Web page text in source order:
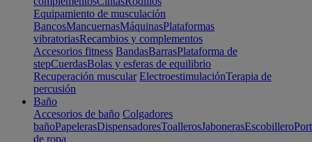
Equipamiento de musculación
BancosMancuernasMáquinasPlataformas
vibratoriasRecambios y complementos
Accesorios fitness BandasBarrasPlataforma de
stepCuerdasBolas y esferas de equilibrio
Recuperación muscular ElectroestimulaciónTerapia de
percusión
Baño
Accesorios de baño Colgadores
bañoPapelerasDispensadoresToallerosJabonerasEscobillero
de ropa